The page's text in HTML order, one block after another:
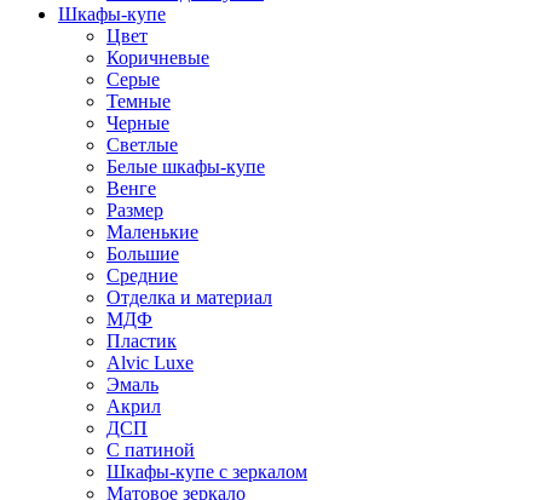
Шкафы-купе
Цвет
Коричневые
Серые
Темные
Черные
Светлые
Белые шкафы-купе
Венге
Размер
Маленькие
Большие
Средние
Отделка и материал
МДФ
Пластик
Alvic Luxe
Эмаль
Акрил
ДСП
С патиной
Шкафы-купе с зеркалом
Матовое зеркало